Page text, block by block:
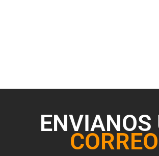
ENVIANOS
CORREO